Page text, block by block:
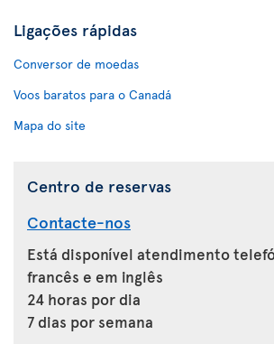
Ligações rápidas
Conversor de moedas
Voos baratos para o Canadá
Mapa do site
Centro de reservas
Contacte-nos
Está disponível atendimento
francês e em inglês
24 horas por dia
7 dias por semana